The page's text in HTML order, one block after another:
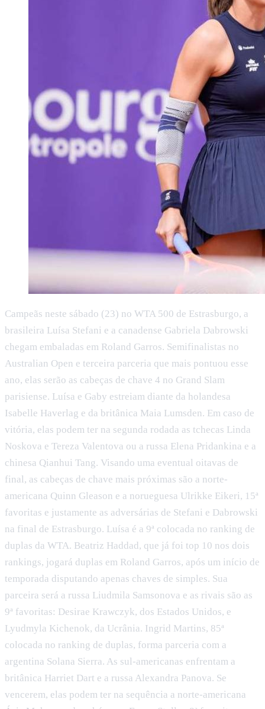
Campeãs neste sábado (23) no WTA 500 de Estrasburgo, a
brasileira Luísa Stefani e a canadense Gabriela Dabrowski
chegam embaladas em Roland Garros. Semifinalistas no
Australian Open e terceira parceria que mais pontuou esse
ano, elas serão as cabeças de chave 4 no Grand Slam
parisiense. Luísa e Gaby estreiam diante da holandesa
Isabelle Haverlag e da britânica Maia Lumsden. Em caso de
vitória, elas podem ter na segunda rodada as tchecas Linda
Noskova e Tereza Valentova ou a russa Elena Pridankina e a
chinesa Qianhui Tang. Visando uma eventual oitavas de
final, as cabeças de chave mais próximas são a norte-
americana Quinn Gleason e a norueguesa Ulrikke Eikeri, 15ª
favoritas e justamente as adversárias de Stefani e Dabrowski
na final de Estrasburgo. Luísa é a 9ª colocada no ranking de
duplas da WTA. Beatriz Haddad, que já foi top 10 nos dois
rankings, jogará duplas em Roland Garros, após um início de
temporada disputando apenas chaves de simples. Sua
parceira será a russa Liudmila Samsonova e as rivais são as
9ª favoritas: Desirae Krawczyk, dos Estados Unidos, e
Lyudmyla Kichenok, da Ucrânia. Ingrid Martins, 85ª
colocada no ranking de duplas, forma parceria com a
argentina Solana Sierra. As sul-americanas enfrentam a
britânica Harriet Dart e a russa Alexandra Panova. Se
vencerem, elas podem ter na sequência a norte-americana